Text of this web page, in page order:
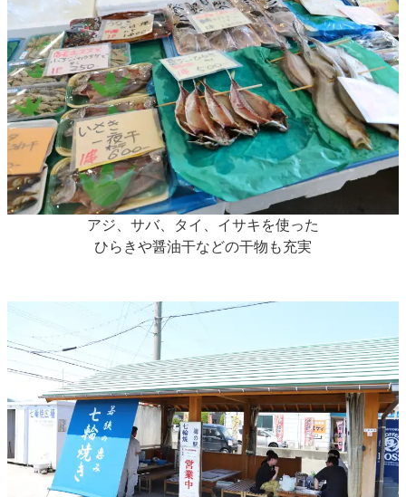
アジ、サバ、タイ、イサキを使った
ひらきや醤油干などの干物も充実